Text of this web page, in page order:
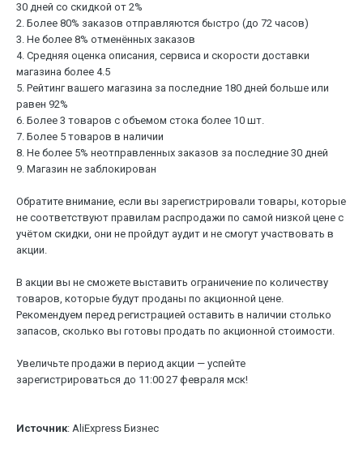
30 дней со скидкой от 2%
2. Более 80% заказов отправляются быстро (до 72 часов)
3. Не более 8% отменённых заказов
4. Средняя оценка описания, сервиса и скорости доставки
магазина более 4.5
5. Рейтинг вашего магазина за последние 180 дней больше или
равен 92%
6. Более 3 товаров с объемом стока более 10 шт.
7. Более 5 товаров в наличии
8. Не более 5% неотправленных заказов за последние 30 дней
9. Магазин не заблокирован
Обратите внимание, если вы зарегистрировали товары, которые
не соответствуют правилам распродажи по самой низкой цене с
учётом скидки, они не пройдут аудит и не смогут участвовать в
акции.
В акции вы не сможете выставить ограничение по количеству
товаров, которые будут проданы по акционной цене.
Рекомендуем перед регистрацией оставить в наличии столько
запасов, сколько вы готовы продать по акционной стоимости.
Увеличьте продажи в период акции — успейте
зарегистрироваться до 11:00 27 февраля мск!
Источник: AliExpress Бизнес